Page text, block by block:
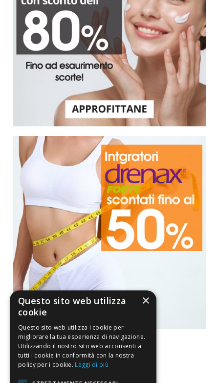
×
Questo sito web utilizza
cookie
Questo sito web utilizza i cookie per
migliorare la tua esperienza di navigazione.
Utilizzando il nostro sito web acconsenti a
tutti i cookie in conformità con la nostra
policy per i cookie. Leggi di più